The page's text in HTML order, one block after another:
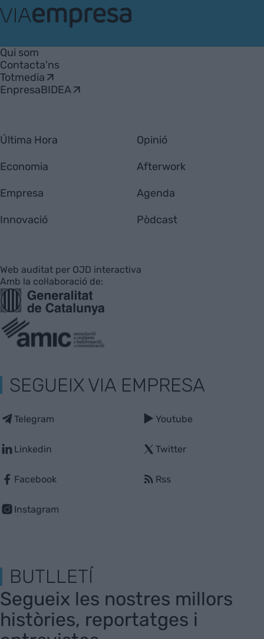
Empresa
Qui som
Contacta'ns
Totmedia
EnpresaBIDEA
Última Hora
Economia
Empresa
Innovació
Opinió
Afterwork
Agenda
Pòdcast
Web auditat per OJD interactiva
Amb la col·laboració de:
SEGUEIX VIA EMPRESA
Telegram
Linkedin
Facebook
Instagram
Youtube
Twitter
Rss
BUTLLETÍ
Segueix les nostres millors
històries, reportatges i